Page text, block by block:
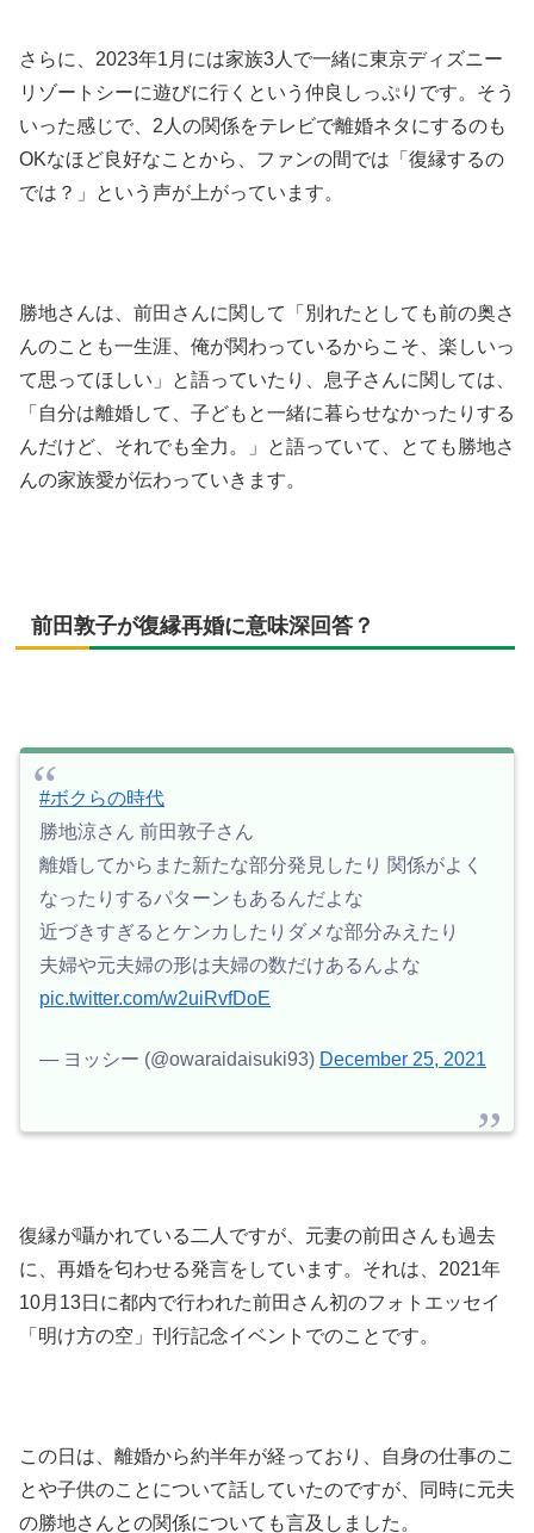
さらに、2023年1月には家族3人で一緒に東京ディズニー
リゾートシーに遊びに行くという仲良しっぷりです。そう
いった感じで、2人の関係をテレビで離婚ネタにするのも
OKなほど良好なことから、ファンの間では「復縁するの
では？」という声が上がっています。
勝地さんは、前田さんに関して「別れたとしても前の奥さ
んのことも一生涯、俺が関わっているからこそ、楽しいっ
て思ってほしい」と語っていたり、息子さんに関しては、
「自分は離婚して、子どもと一緒に暮らせなかったりする
んだけど、それでも全力。」と語っていて、とても勝地さ
んの家族愛が伝わっていきます。
前田敦子が復縁再婚に意味深回答？
#ボクらの時代
勝地涼さん 前田敦子さん
離婚してからまた新たな部分発見したり 関係がよく
なったりするパターンもあるんだよな
近づきすぎるとケンカしたりダメな部分みえたり
夫婦や元夫婦の形は夫婦の数だけあるんよな
pic.twitter.com/w2uiRvfDoE
— ヨッシー (@owaraidaisuki93) December 25, 2021
復縁が囁かれている二人ですが、元妻の前田さんも過去
に、再婚を匂わせる発言をしています。それは、2021年
10月13日に都内で行われた前田さん初のフォトエッセイ
「明け方の空」刊行記念イベントでのことです。
この日は、離婚から約半年が経っており、自身の仕事のこ
とや子供のことについて話していたのですが、同時に元夫
の勝地さんとの関係についても言及しました。